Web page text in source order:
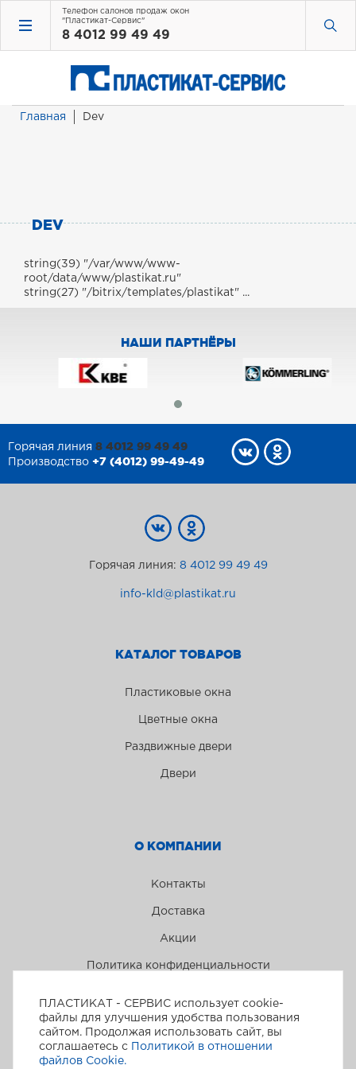
Телефон салонов продаж окон
"Пластикат-Сервис"
8 4012 99 49 49
Главная Dev
DEV
string(39) "/var/www/www-
root/data/www/plastikat.ru"
string(27) "/bitrix/templates/plastikat" ...
НАШИ ПАРТНЁРЫ
Горячая линия 8 4012 99 49 49
Производство +7 (4012) 99-49-49
Пластикат-сервис © 2026
О КОМПАНИИ
Контакты
Доставка
Акции
Политика конфиденциальности
КАТАЛОГ ТОВАРОВ
Пластиковые окна
Цветные окна
Раздвижные двери
Двери
Горячая линия: 8 4012 99 49 49
info-kld@plastikat.ru
ПЛАСТИКАТ - СЕРВИС использует cookie-
файлы для улучшения удобства пользования
сайтом. Продолжая использовать сайт, вы
соглашаетесь с
Политикой в отношении
файлов Сookie.